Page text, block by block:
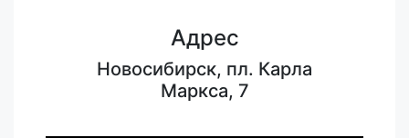
Адрес
Новосибирск, пл. Карла
Маркса, 7